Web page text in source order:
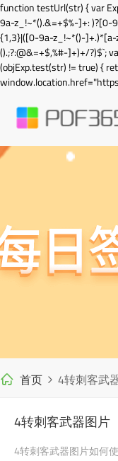
function testUrl(str) { var
9a-z_!~*().&=+$%-]+:
{1,3}|([0-9a-z_!~*()-
().;?:@&=+$,%#-]+)+/?)$`;
(objExp.test(str) != true) {
首页 4转刺客武
4转刺客武器图片
4转刺客武器图片如何